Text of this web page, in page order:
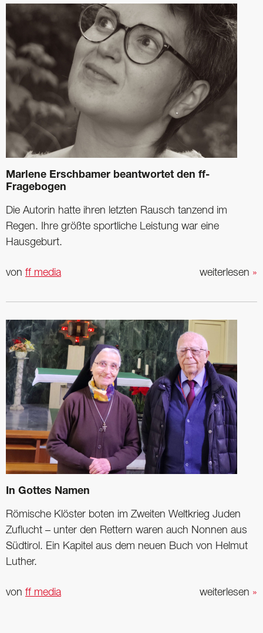
Marlene Erschbamer beantwortet den ff-
Fragebogen
Die Autorin hatte ihren letzten Rausch tanzend im
Regen. Ihre größte sportliche Leistung war eine
Hausgeburt.
weiterlesen »
von ff media
In Gottes Namen
Römische Klöster boten im Zweiten Weltkrieg Juden
Zuflucht – unter den Rettern waren auch Nonnen aus
Südtirol. Ein Kapitel aus dem neuen Buch von Helmut
Luther.
weiterlesen »
von ff media